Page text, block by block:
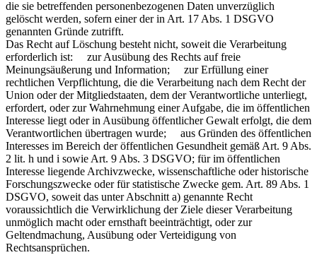
die sie betreffenden personenbezogenen Daten unverzüglich
gelöscht werden, sofern einer der in Art. 17 Abs. 1 DSGVO
genannten Gründe zutrifft.
Das Recht auf Löschung besteht nicht, soweit die Verarbeitung
erforderlich ist: zur Ausübung des Rechts auf freie
Meinungsäußerung und Information; zur Erfüllung einer
rechtlichen Verpflichtung, die die Verarbeitung nach dem Recht der
Union oder der Mitgliedstaaten, dem der Verantwortliche unterliegt,
erfordert, oder zur Wahrnehmung einer Aufgabe, die im öffentlichen
Interesse liegt oder in Ausübung öffentlicher Gewalt erfolgt, die dem
Verantwortlichen übertragen wurde; aus Gründen des öffentlichen
Interesses im Bereich der öffentlichen Gesundheit gemäß Art. 9 Abs.
2 lit. h und i sowie Art. 9 Abs. 3 DSGVO; für im öffentlichen
Interesse liegende Archivzwecke, wissenschaftliche oder historische
Forschungszwecke oder für statistische Zwecke gem. Art. 89 Abs. 1
DSGVO, soweit das unter Abschnitt a) genannte Recht
voraussichtlich die Verwirklichung der Ziele dieser Verarbeitung
unmöglich macht oder ernsthaft beeinträchtigt, oder zur
Geltendmachung, Ausübung oder Verteidigung von
Rechtsansprüchen.